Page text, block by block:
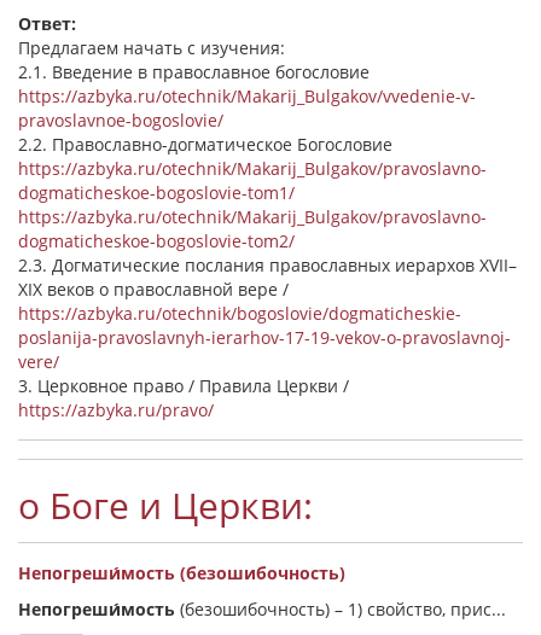
Ответ:
Предлагаем начать с изучения:
2.1. Введение в православное богословие
https://azbyka.ru/otechnik/Makarij_Bulgakov/vvedenie-v-
pravoslavnoe-bogoslovie/
2.2. Православно-догматическое Богословие
https://azbyka.ru/otechnik/Makarij_Bulgakov/pravoslavno-
dogmaticheskoe-bogoslovie-tom1/
https://azbyka.ru/otechnik/Makarij_Bulgakov/pravoslavno-
dogmaticheskoe-bogoslovie-tom2/
2.3. Догматические послания православных иерархов XVII–
XIX веков о православной вере /
https://azbyka.ru/otechnik/bogoslovie/dogmaticheskie-
poslanija-pravoslavnyh-ierarhov-17-19-vekov-o-pravoslavnoj-
vere/
3. Церковное право / Правила Церкви /
https://azbyka.ru/pravo/
о Боге и Церкви:
Непогреши́мость (безошибочность)
Непогреши́мость (безошибочность) – 1) свойство, прис...